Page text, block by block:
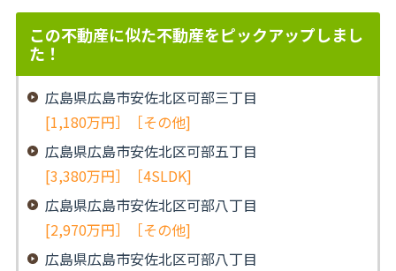
この不動産に似た不動産をピックアップしまし
た！
広島県広島市安佐北区可部三丁目
[1,180万円］［その他]
広島県広島市安佐北区可部五丁目
[3,380万円］［4SLDK]
広島県広島市安佐北区可部八丁目
[2,970万円］［その他]
広島県広島市安佐北区可部八丁目